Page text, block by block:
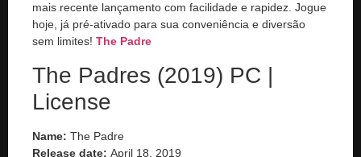
mais recente lançamento com facilidade e rapidez. Jogue
hoje, já pré-ativado para sua conveniência e diversão
sem limites! The Padre
The Padres (2019) PC |
License
Name: The Padre
Release date: April 18, 2019